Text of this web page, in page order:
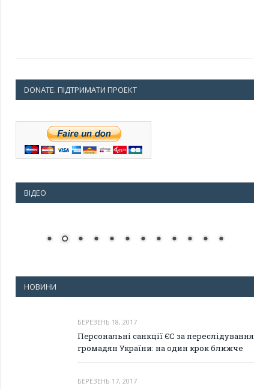
DONATE. ПІДТРИМАТИ ПРОЕКТ
ВІДЕО
НОВИНИ
БЕРЕЗЕНЬ 18, 2017
Персональні санкції ЄС за переслідування
громадян України: на один крок ближче
БЕРЕЗЕНЬ 17, 2017